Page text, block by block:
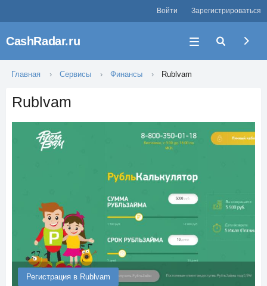
Войти Зарегистрироваться
CashRadar.ru
Главная Сервисы Финансы Rublvam
Rublvam
Регистрация в Rublvam